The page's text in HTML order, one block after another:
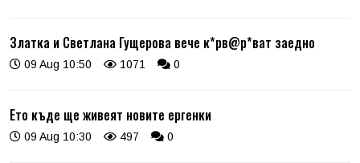
Златка и Светлана Гущерова вече к*рв@р*ват заедно
09 Aug 10:50 1071 0
Ето къде ще живеят новите ергенки
09 Aug 10:30 497 0